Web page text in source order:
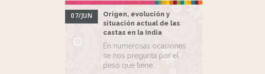
07/JUN
Origen, evolución y
situación actual de las
castas en la India
En numerosas ocasiones
se nos pregunta por el
peso que tiene…